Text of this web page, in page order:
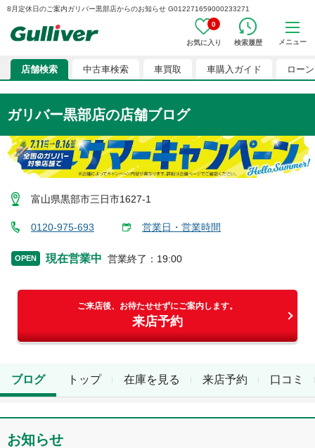
8月定休日のご案内ガリバー黒部店からのお知らせ G012271659000233271
0
お気に入り 検索履歴 メニュー
店舗検索 中古車検索 車買取 車購入ガイド ローン
ガリバー黒部店の店舗ブログ
富山県黒部市三日市1627-1
0120-975-693 営業日・営業時間
OPEN 現在営業中 営業終了 ： 19:00
ご来店後、お待たせせずにご案内します。
来店予約
トップ 在庫を見る 来店予約 口コミ
ブログ
お知らせ